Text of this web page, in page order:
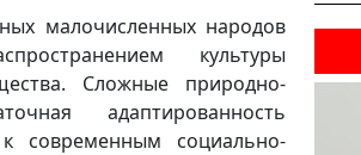
малочисленных народов
культуры
Сложные природно-
адаптированность
современным социально-